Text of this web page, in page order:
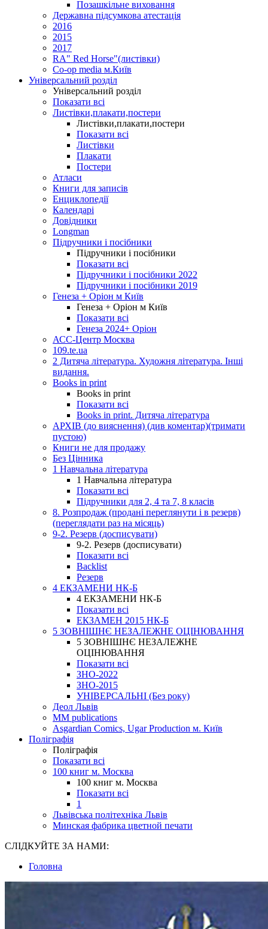
Позашкільне виховання
Державна підсумкова атестація
2016
2015
2017
RA" Red Horse"(листівки)
Co-op media м.Київ
Універсальний розділ
Універсальний розділ
Показати всі
Листівки,плакати,постери
Листівки,плакати,постери
Показати всі
Листівки
Плакати
Постери
Атласи
Книги для записів
Енциклопедії
Календарі
Довідники
Longman
Підручники і посібники
Підручники і посібники
Показати всі
Підручники і посібники 2022
Підручники і посібники 2019
Генеза + Оріон м Київ
Генеза + Оріон м Київ
Показати всі
Генеза 2024+ Оріон
АСС-Центр Москва
109.te.ua
2 Дитяча література. Художня література. Інші
видання.
Books in print
Books in print
Показати всі
Books in print. Дитяча література
АРХІВ (до вияснення) (див коментар)(тримати
пустою)
Книги не для продажу
Без Цінника
1 Навчальна література
1 Навчальна література
Показати всі
Підручники для 2, 4 та 7, 8 класів
8. Розпродаж (продані переглянути і в резерв)
(переглядати раз на місяць)
9-2. Резерв (досписувати)
9-2. Резерв (досписувати)
Показати всі
Backlist
Резерв
4 ЕКЗАМЕНИ НК-Б
4 ЕКЗАМЕНИ НК-Б
Показати всі
ЕКЗАМЕН 2015 НК-Б
5 ЗОВНІШНЄ НЕЗАЛЕЖНЕ ОЦІНЮВАННЯ
5 ЗОВНІШНЄ НЕЗАЛЕЖНЕ
ОЦІНЮВАННЯ
Показати всі
ЗНО-2022
ЗНО-2015
УНІВЕРСАЛЬНІ (Без року)
Деол Львів
MM publications
Asgardian Comics, Ugar Production м. Київ
Поліграфія
Поліграфія
Показати всі
100 книг м. Москва
100 книг м. Москва
Показати всі
1
Львівська політехніка Львів
Минская фабрика цветной печати
СЛІДКУЙТЕ ЗА НАМИ:
Головна